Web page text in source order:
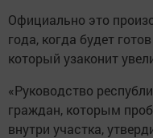
Официально это
года, когда будет
который узаконит
«Руководство
граждан, которым
внутри участка,